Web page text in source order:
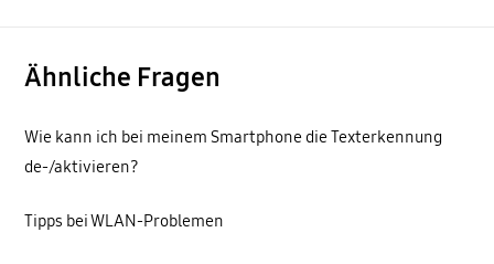
Ähnliche Fragen
Wie kann ich bei meinem Smartphone die Texterkennung
de-/aktivieren?
Tipps bei WLAN-Problemen